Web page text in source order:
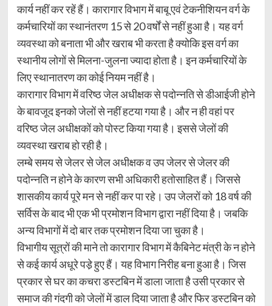
कार्य नहीं कर रहें हैं। कारागार विभाग में बाबू एवं टेकनीशियन वर्ग के
कर्मचारियों का स्थानंतरण 15 से 20 वर्षों से नहीं हुआ है। यह वर्ग
व्यवस्था को बनाता भी और खराब भी करता है क्योकि इस वर्ग का
स्थानीय लोगों से मिलना-जुलना ज्यादा होता है। इन कर्मचारियों के
लिए स्थानातरण का कोई नियम नहीं है।
कारागार विभाग में वरिष्ठ जेल अधीक्षक से पदोन्नति से डीआईजी होने
के बावजूद इनको जेलों से नहीं हटया गया है। और न ही वहां पर
वरिष्ठ जेल अधीक्षकों को पोस्ट किया गया है। इससे जेलों की
व्यवस्था खराब हो रही है।
लम्बे समय से जेलर से जेल अधीक्षक व उप जेलर से जेलर की
पदोन्नति न होने के कारण सभी अधिकारी हतोसाहित हैं। जिससे
शासकीय कार्य पूरे मन से नहीं कर पा रहे। उप जेलरों को 18 वर्ष की
सर्विस के बाद भी एक भी प्रमोशन विभाग द्वारा नहीं दिया है। जबकि
अन्य विभागों में दो बार तक प्रमोशन दिया जा चुका है।
विभागीय सूत्रों की माने तो कारागार विभाग में कैबिनेट मंत्री के न होने
से कई कार्य अधूरे पडे़ हुए हैं। यह विभाग निरीह बना हुआ है। जिस
प्रकार से घर का कचरा डस्टबिन में डाला जाता है उसी प्रकार से
समाज की गंदगी को जेलों में डाल दिया जाता है और फिर डस्टबिन को